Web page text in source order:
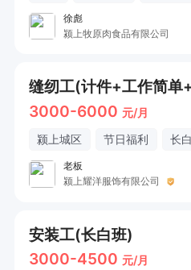
徐彪
颍上牧原肉食品有限公司
缝纫工(计件+工作简单
3000-6000 元/月
颍上城区 节日福利 长
老板
颍上耀洋服饰有限公司
安装工(长白班)
3000-4500 元/月